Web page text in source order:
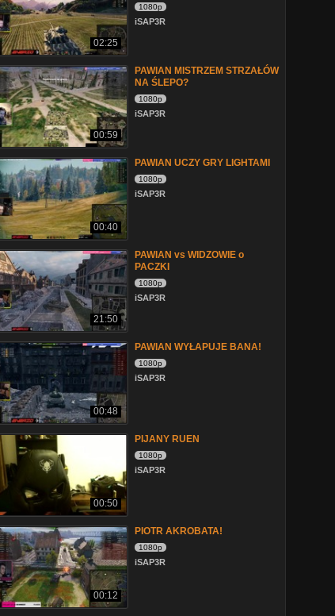
02:25
1080p
iSAP3R
00:59
PAWIAN MISTRZEM STRZAŁÓW
NA ŚLEPO?
1080p
iSAP3R
00:40
PAWIAN UCZY GRY LIGHTAMI
1080p
iSAP3R
21:50
PAWIAN vs WIDZOWIE o
PACZKI
1080p
iSAP3R
00:48
PAWIAN WYŁAPUJE BANA!
1080p
iSAP3R
00:50
PIJANY RUEN
1080p
iSAP3R
00:12
PIOTR AKROBATA!
1080p
iSAP3R